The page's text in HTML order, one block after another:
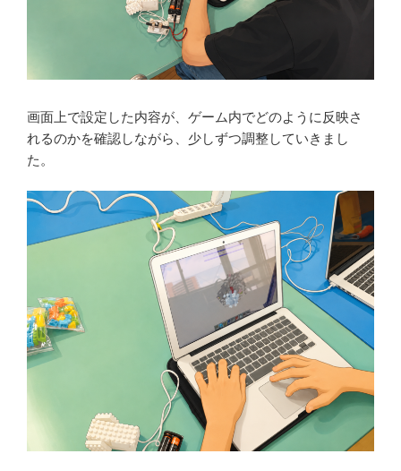
画面上で設定した内容が、ゲーム内でどのように反映さ
れるのかを確認しながら、少しずつ調整していきまし
た。